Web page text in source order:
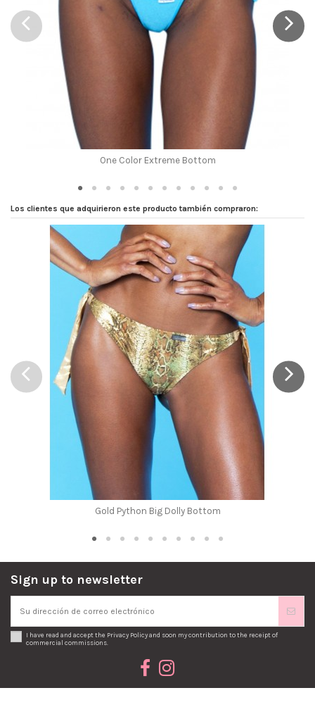
One Color Extreme Bottom
Los clientes que adquirieron este producto también compraron:
Gold Python Big Dolly Bottom
Sign up to newsletter
I have read and accept the Privacy Policyand soon my contribution to the receipt of
commercial commissions.